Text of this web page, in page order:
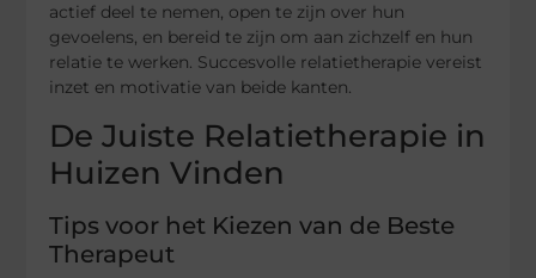
actief deel te nemen, open te zijn over hun
gevoelens, en bereid te zijn om aan zichzelf en hun
relatie te werken. Succesvolle relatietherapie vereist
inzet en motivatie van beide kanten.
De Juiste Relatietherapie in
Huizen Vinden
Tips voor het Kiezen van de Beste
Therapeut